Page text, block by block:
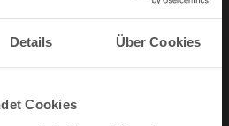
Details Über Cookies
Cookies